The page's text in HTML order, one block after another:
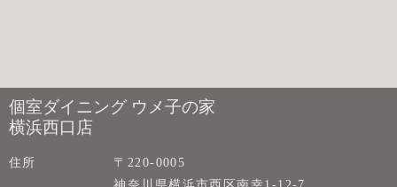
個室ダイニング ウメ子の家
横浜西口店
住所
〒220-0005